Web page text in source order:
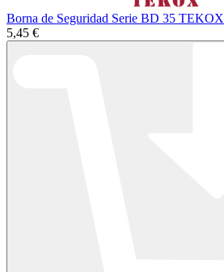
Borna de Seguridad Serie BD 35 TEKOX
5,45 €